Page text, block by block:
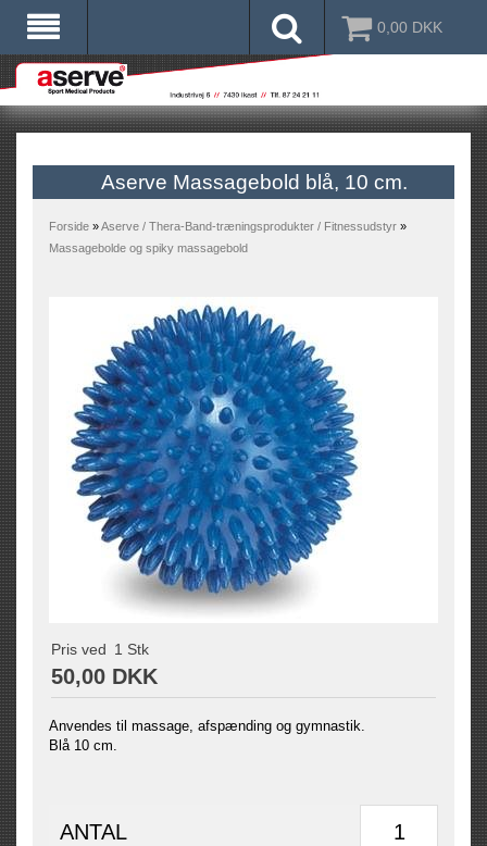
0,00 DKK
Aserve Massagebold blå, 10 cm.
Forside »Aserve / Thera-Band-træningsprodukter / Fitnessudstyr »
Massagebolde og spiky massagebold
Pris ved 1 Stk
50,00 DKK
Anvendes til massage, afspænding og gymnastik.
Blå 10 cm.
ANTAL